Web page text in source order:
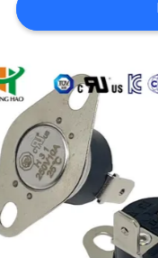
TOUS
LES
CAS
SITEMAP
PRIVACY
POLICY